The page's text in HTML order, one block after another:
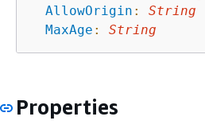
AllowOrigin :
String
MaxAge : String
Properties